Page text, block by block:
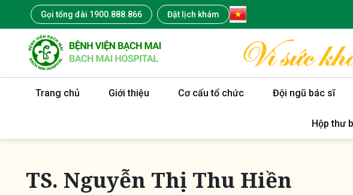
Gọi tổng đài 1900.888.866 Đặt lịch khám
Trang chủ Giới thiệu Cơ cấu tổ chức Đội ngũ bác sĩ
Hộp thư
TS. Nguyễn Thị Thu Hiền